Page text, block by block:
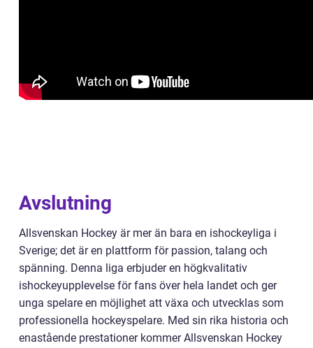
Avslutning
Allsvenskan Hockey är mer än bara en ishockeyliga i
Sverige; det är en plattform för passion, talang och
spänning. Denna liga erbjuder en högkvalitativ
ishockeyupplevelse för fans över hela landet och ger
unga spelare en möjlighet att växa och utvecklas som
professionella hockeyspelare. Med sin rika historia och
enastående prestationer kommer Allsvenskan Hockey